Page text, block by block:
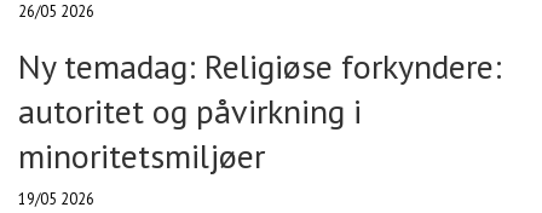
26/05 2026
Ny temadag: Religiøse forkyndere:
autoritet og påvirkning i
minoritetsmiljøer
19/05 2026